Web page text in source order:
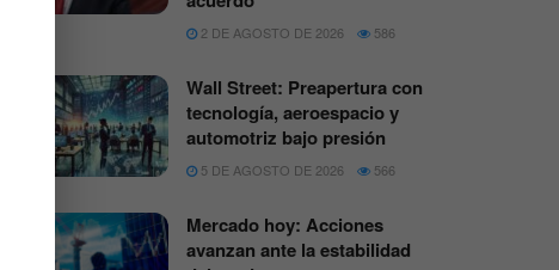
2 DE AGOSTO DE 2026 586
Wall Street: Preapertura con
tecnología, aeroespacio y
automotriz bajo presión
5 DE AGOSTO DE 2026 566
Mercado hoy: Acciones
avanzan ante la estabilidad